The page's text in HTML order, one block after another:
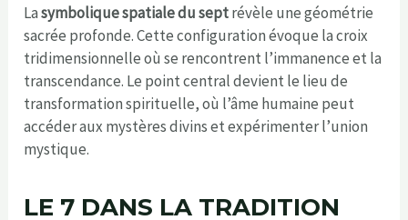
Lasymbolique spatiale du septrévèle une géométrie
sacrée profonde. Cette configuration évoque la croix
tridimensionnelle où se rencontrent l’immanence et la
transcendance. Le point central devient le lieu de
transformation spirituelle, où l’âme humaine peut
accéder aux mystères divins et expérimenter l’union
mystique.
LE 7 DANS LA TRADITION